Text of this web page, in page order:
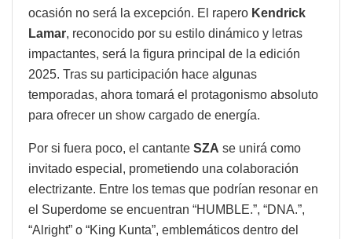
ocasión no será la excepción. El rapero Kendrick
Lamar, reconocido por su estilo dinámico y letras
impactantes, será la figura principal de la edición
2025. Tras su participación hace algunas
temporadas, ahora tomará el protagonismo absoluto
para ofrecer un show cargado de energía.
Por si fuera poco, el cantante SZA se unirá como
invitado especial, prometiendo una colaboración
electrizante. Entre los temas que podrían resonar en
el Superdome se encuentran “HUMBLE.”, “DNA.”,
“Alright” o “King Kunta”, emblemáticos dentro del